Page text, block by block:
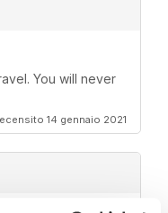
You will never
14 gennaio 2021